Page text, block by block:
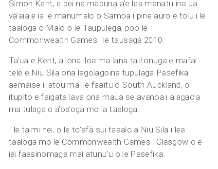
Simon Kent, e pei na mapuna a’e lea manatu ina ua
va’aia e ia le manumalo o Samoa i pine auro e tolu i le
taaloga o Malo o le Taupulega, poo le
Commonwealth Games i le tausaga 2010.
Ta’ua e Kent, a lona iloa ma lana talitonuga e mafai
telē e Niu Sila ona lagolagoina tupulaga Pasefika
aemaise i latou mai le faaitu o South Auckland, o
itupito e faigata lava ona maua se avanoa i alagao’a
ma tulaga o a’oa’oga mo ia taaloga.
I le taimi nei, o le to’afā sui taaalo a Niu Sila i lea
taaloga mo le Commonwealth Games i Glasgow o e
iai faasinomaga mai atunu’u o le Pasefika.